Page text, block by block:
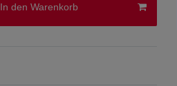
In den Warenkorb